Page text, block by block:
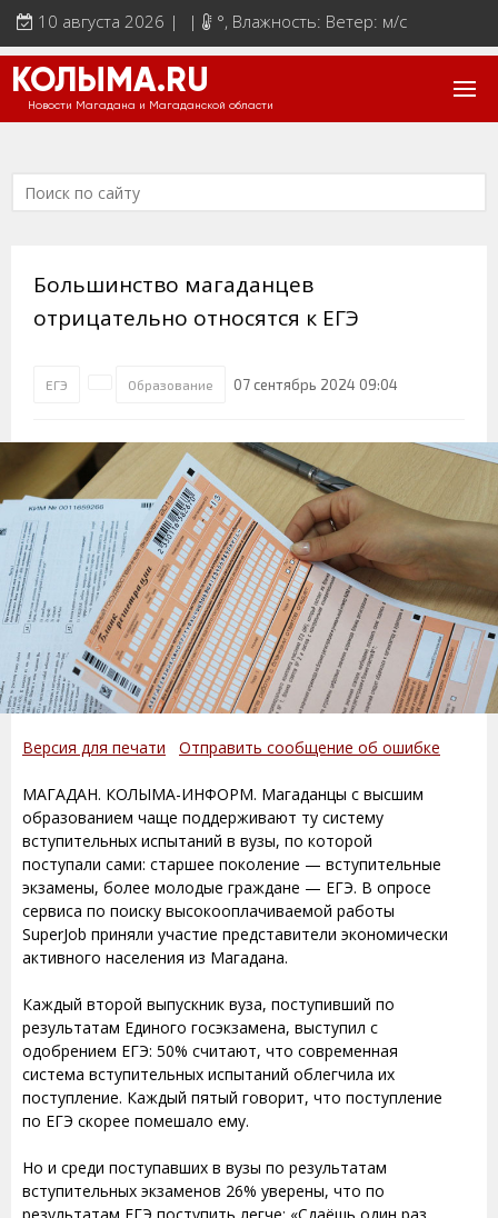
10 августа 2026 | | °, Влажность: Ветер: м/с
КОЛЫМА.RU
Новости Магадана и Магаданской области
Большинство магаданцев
отрицательно относятся к ЕГЭ
ЕГЭ Образование 07 сентябрь 2024 09:04
Версия для печати Отправить сообщение об ошибке
МАГАДАН. КОЛЫМА-ИНФОРМ. Магаданцы с высшим
образованием чаще поддерживают ту систему
вступительных испытаний в вузы, по которой
поступали сами: старшее поколение — вступительные
экзамены, более молодые граждане — ЕГЭ. В опросе
сервиса по поиску высокооплачиваемой работы
SuperJob приняли участие представители экономически
активного населения из Магадана.
Каждый второй выпускник вуза, поступивший по
результатам Единого госэкзамена, выступил с
одобрением ЕГЭ: 50% считают, что современная
система вступительных испытаний облегчила их
поступление. Каждый пятый говорит, что поступление
по ЕГЭ скорее помешало ему.
Но и среди поступавших в вузы по результатам
вступительных экзаменов 26% уверены, что по